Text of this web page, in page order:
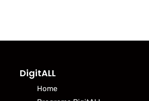
DigitALL
Home